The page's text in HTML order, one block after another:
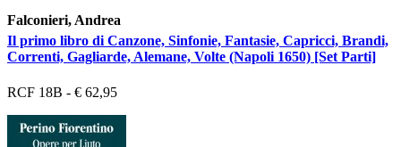
Falconieri, Andrea
Il primo libro di Canzone, Sinfonie, Fantasie, Capricci, Brandi,
Correnti, Gagliarde, Alemane, Volte (Napoli 1650) [Set Parti]
RCF 18B - € 62,95